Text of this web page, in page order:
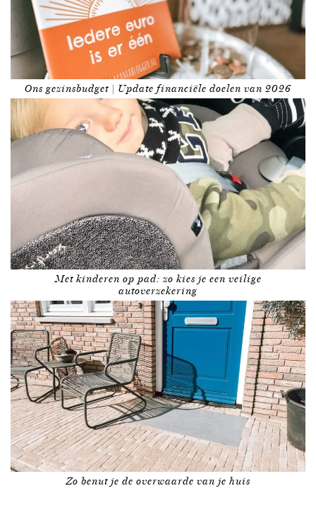
Ons gezinsbudget | Update financiële doelen van 2026
Met kinderen op pad: zo kies je een veilige
autoverzekering
Zo benut je de overwaarde van je huis